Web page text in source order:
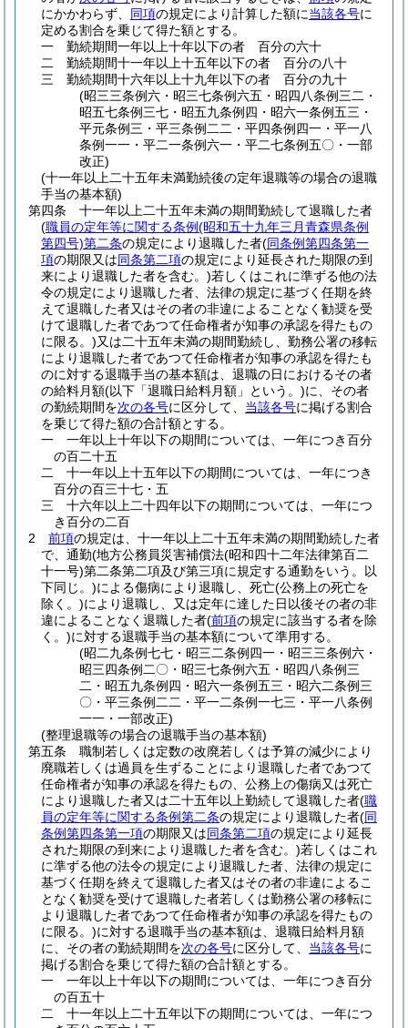
にかかわらず、 同項の規定により計算した額に当該各号に
定める割合を乗じて得た額とする。
一
勤続期間一年以上十年以下の者 百分の六十
二
勤続期間十一年以上十五年以下の者 百分の八十
三
勤続期間十六年以上十九年以下の者 百分の九十
(昭三三条例六・昭三七条例六五・昭四八条例三二・
昭五七条例三七・昭五九条例四・昭六一条例五三・
平元条例三・平三条例二二・平四条例四一・平一八
条例一一・平二一条例六一・平二七条例五〇・一部
改正)
(十一年以上二十五年未満勤続後の定年退職等の場合の退職
手当の基本額)
第四条
十一年以上二十五年未満の期間勤続して退職した者
(職員の定年等に関する条例(昭和五十九年三月青森県条例
第四号)第二条の規定により退職した者(同条例第四条第一
項の期限又は同条第二項の規定により延長された期限の到
来により退職した者を含む。)若しくはこれに準ずる他の法
令の規定により退職した者、法律の規定に基づく任期を終
えて退職した者又はその者の非違によることなく勧奨を受
けて退職した者であつて任命権者が知事の承認を得たもの
に限る。)又は二十五年未満の期間勤続し、勤務公署の移転
により退職した者であつて任命権者が知事の承認を得たも
のに対する退職手当の基本額は、退職の日におけるその者
の給料月額(以下「退職日給料月額」という。)に、その者
の勤続期間を次の各号に区分して、 当該各号に掲げる割合
を乗じて得た額の合計額とする。
一
一年以上十年以下の期間については、一年につき百分
の百二十五
二
十一年以上十五年以下の期間については、一年につき
百分の百三十七・五
三
十六年以上二十四年以下の期間については、一年につ
き百分の二百
2
前項の規定は、十一年以上二十五年未満の期間勤続した者
で、通勤(地方公務員災害補償法(昭和四十二年法律第百二
十一号)第二条第二項及び第三項に規定する通勤をいう。以
下同じ。)による傷病により退職し、死亡(公務上の死亡を
除く。)により退職し、又は定年に達した日以後その者の非
違によることなく退職した者(前項の規定に該当する者を除
く。)に対する退職手当の基本額について準用する。
(昭二九条例七七・昭三二条例四一・昭三三条例六・
昭三四条例二〇・昭三七条例六五・昭四八条例三
二・昭五九条例四・昭六一条例五三・昭六二条例三
〇・平三条例二二・平一二条例一七三・平一八条例
一一・一部改正)
(整理退職等の場合の退職手当の基本額)
第五条
職制若しくは定数の改廃若しくは予算の減少により
廃職若しくは過員を生ずることにより退職した者であつて
任命権者が知事の承認を得たもの、公務上の傷病又は死亡
により退職した者又は二十五年以上勤続して退職した者(職
員の定年等に関する条例第二条の規定により退職した者(同
条例第四条第一項の期限又は同条第二項の規定により延長
された期限の到来により退職した者を含む。)若しくはこれ
に準ずる他の法令の規定により退職した者、法律の規定に
基づく任期を終えて退職した者又はその者の非違によるこ
となく勧奨を受けて退職した者若しくは勤務公署の移転に
より退職した者であつて任命権者が知事の承認を得たもの
に限る。)に対する退職手当の基本額は、退職日給料月額
に、その者の勤続期間を次の各号に区分して、 当該各号に
掲げる割合を乗じて得た額の合計額とする。
一
一年以上十年以下の期間については、一年につき百分
の百五十
二
十一年以上二十五年以下の期間については、一年につ